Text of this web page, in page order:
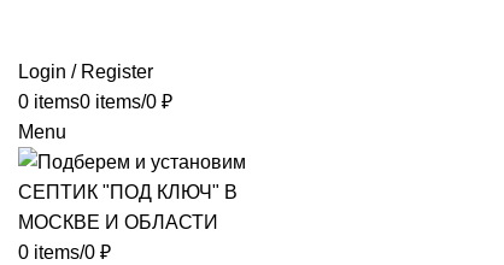
Login / Register
0 items0 items/0 ₽
Menu
0 items/0 ₽